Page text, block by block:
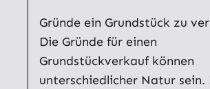
Gründe ein Grundstück zu
Die Gründe für einen
Grundstückverkauf können
unterschiedlicher Natur sein.